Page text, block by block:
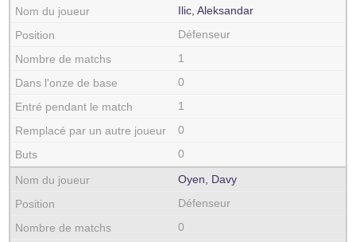
Ilic, Aleksandar
Défenseur
1
0
1
0
0
Oyen, Davy
Défenseur
0